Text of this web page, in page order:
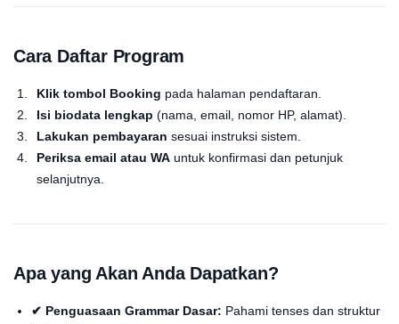
Cara Daftar Program
Klik tombol Booking pada halaman pendaftaran.
Isi biodata lengkap (nama, email, nomor HP, alamat).
Lakukan pembayaran sesuai instruksi sistem.
Periksa email atau WA untuk konfirmasi dan petunjuk
selanjutnya.
Apa yang Akan Anda Dapatkan?
✔ Penguasaan Grammar Dasar: Pahami tenses dan struktur